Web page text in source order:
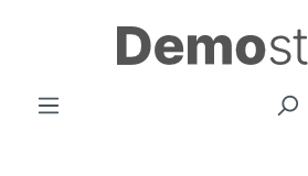
Zum Hauptinhalt springen